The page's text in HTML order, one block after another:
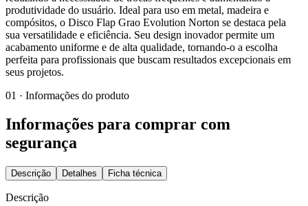
produtividade do usuário. Ideal para uso em metal, madeira e
compósitos, o Disco Flap Grao Evolution Norton se destaca pela
sua versatilidade e eficiência. Seu design inovador permite um
acabamento uniforme e de alta qualidade, tornando-o a escolha
perfeita para profissionais que buscam resultados excepcionais em
seus projetos.
01 · Informações do produto
Informações para comprar com
segurança
Descrição Detalhes Ficha técnica
Descrição